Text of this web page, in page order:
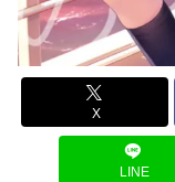
X
LINE